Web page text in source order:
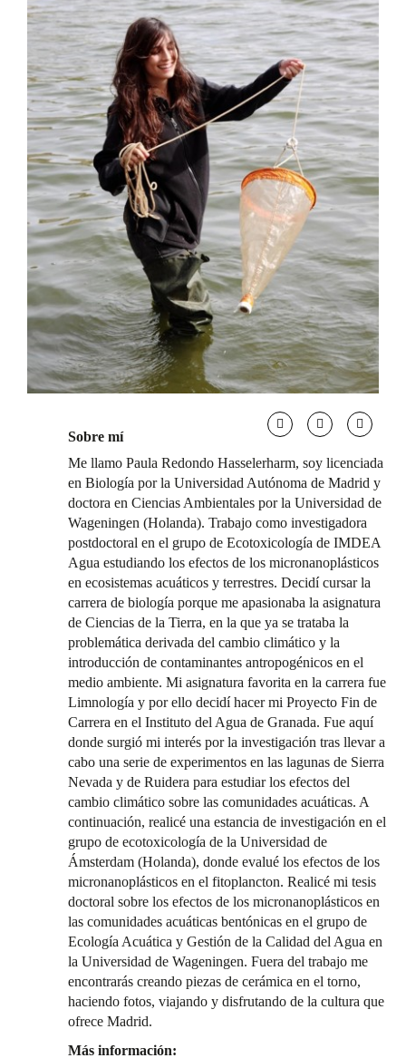
Sobre mí
Me llamo Paula Redondo Hasselerharm, soy licenciada
en Biología por la Universidad Autónoma de Madrid y
doctora en Ciencias Ambientales por la Universidad de
Wageningen (Holanda). Trabajo como investigadora
postdoctoral en el grupo de Ecotoxicología de IMDEA
Agua estudiando los efectos de los micronanoplásticos
en ecosistemas acuáticos y terrestres. Decidí cursar la
carrera de biología porque me apasionaba la asignatura
de Ciencias de la Tierra, en la que ya se trataba la
problemática derivada del cambio climático y la
introducción de contaminantes antropogénicos en el
medio ambiente. Mi asignatura favorita en la carrera fue
Limnología y por ello decidí hacer mi Proyecto Fin de
Carrera en el Instituto del Agua de Granada. Fue aquí
donde surgió mi interés por la investigación tras llevar a
cabo una serie de experimentos en las lagunas de Sierra
Nevada y de Ruidera para estudiar los efectos del
cambio climático sobre las comunidades acuáticas. A
continuación, realicé una estancia de investigación en el
grupo de ecotoxicología de la Universidad de
Ámsterdam (Holanda), donde evalué los efectos de los
micronanoplásticos en el fitoplancton. Realicé mi tesis
doctoral sobre los efectos de los micronanoplásticos en
las comunidades acuáticas bentónicas en el grupo de
Ecología Acuática y Gestión de la Calidad del Agua en
la Universidad de Wageningen. Fuera del trabajo me
encontrarás creando piezas de cerámica en el torno,
haciendo fotos, viajando y disfrutando de la cultura que
ofrece Madrid.
Más información: